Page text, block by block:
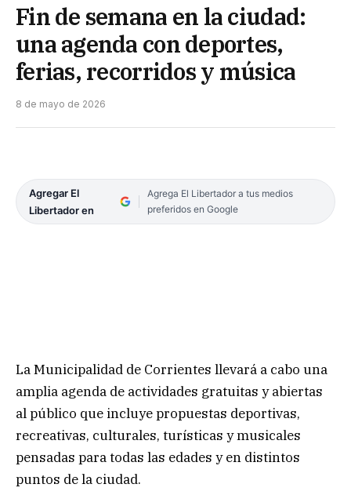
Fin de semana en la ciudad:
una agenda con deportes,
ferias, recorridos y música
8 de mayo de 2026
Agregar El
Libertador en
Agrega El Libertador a tus medios
preferidos en Google
La Municipalidad de Corrientes llevará a cabo una
amplia agenda de actividades gratuitas y abiertas
al público que incluye propuestas deportivas,
recreativas, culturales, turísticas y musicales
pensadas para todas las edades y en distintos
puntos de la ciudad.